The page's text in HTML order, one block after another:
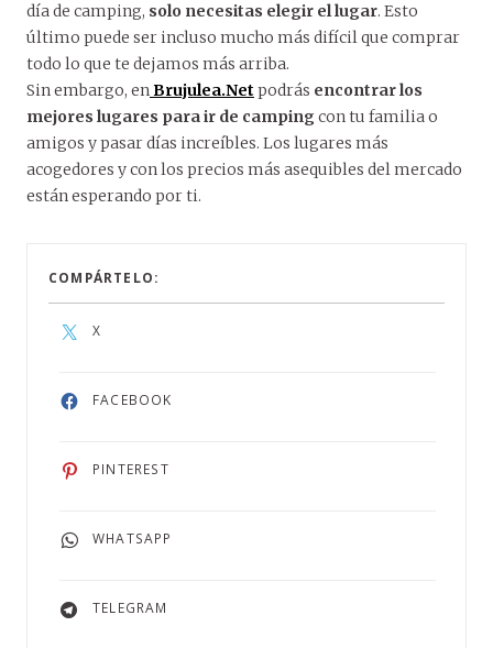
día de camping, solo necesitas elegir el lugar. Esto
último puede ser incluso mucho más difícil que comprar
todo lo que te dejamos más arriba.
Sin embargo, enBrujulea.Net podrás encontrar los
mejores lugares para ir de campingcon tu familia o
amigos y pasar días increíbles. Los lugares más
acogedores y con los precios más asequibles del mercado
están esperando por ti.
COMPÁRTELO:
X
FACEBOOK
PINTEREST
WHATSAPP
TELEGRAM